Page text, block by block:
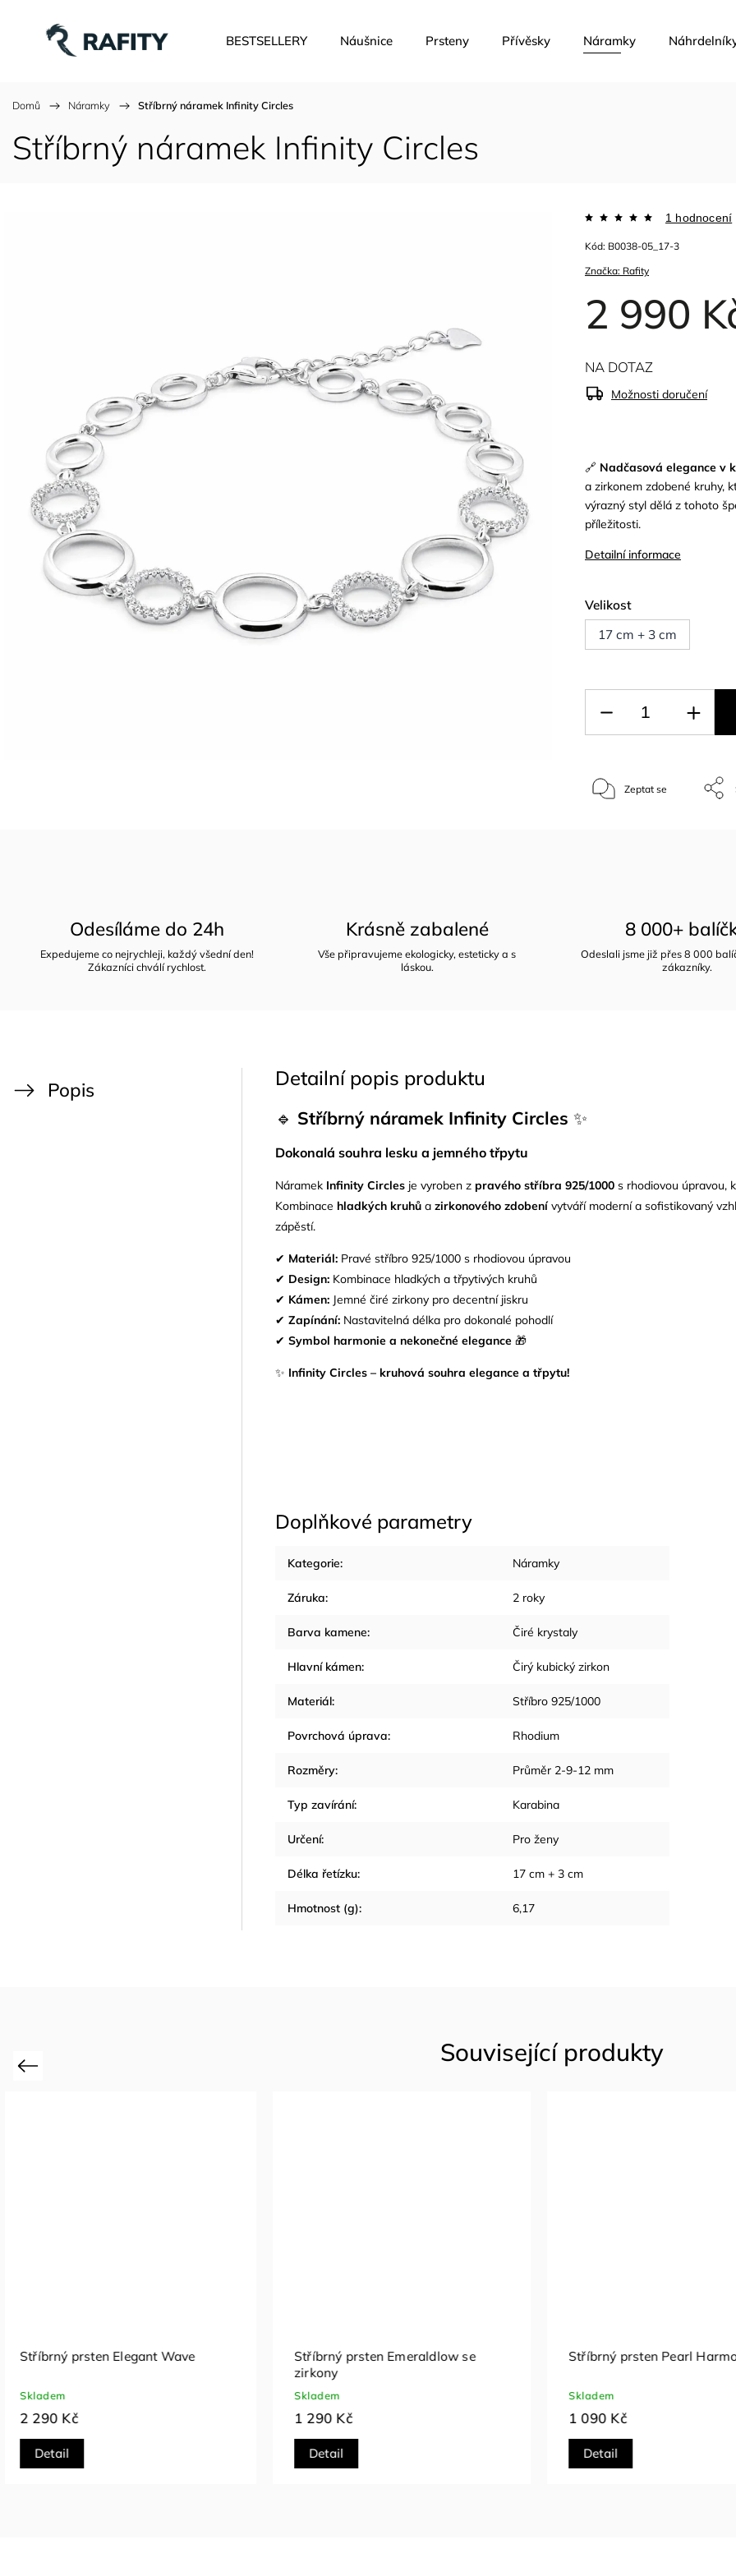
BESTSELLERY Náušnice Prsteny Přívěsky Náramky
Domů / Náramky / Stříbrný náramek Infinity Circles
Stříbrný náramek Infinity Circles
Značka: Rafity
1 hodnocení
2 990
Kód: B0038-05_17-3
🔗 Nadčasová elegance v
a zirkonem zdobené kruhy,
výrazný styl dělá z tohoto
příležitosti.
Detailní informace
Velikost
17 cm + 3 cm
NA DOTAZ
Možnosti doručení
Zeptat se
Odesíláme do 24h
Expedujeme co nejrychleji, každý všední den!
Zákazníci chválí rychlost.
Krásně zabalené
Vše připravujeme ekologicky, esteticky a s
láskou.
8 000+
Odeslali jsme již přes 8 000
zákazníky.
Popis Detailní popis produktu
🔹 Stříbrný náramek Infinity Circles ✨
Dokonalá souhra lesku a jemného třpytu
Náramek Infinity Circles je vyroben z pravého stříbra 925/1000 s rhodiovou úpravou,
Kombinace hladkých kruhů a zirkonového zdobenívytváří moderní a sofistikovaný
zápěstí.
✔ Materiál: Pravé stříbro 925/1000 s rhodiovou úpravou
✔ Design: Kombinace hladkých a třpytivých kruhů
✔ Kámen: Jemné čiré zirkony pro decentní jiskru
✔ Zapínání: Nastavitelná délka pro dokonalé pohodlí
✔ Symbol harmonie a nekonečné elegance 🎁
✨ Infinity Circles – kruhová souhra elegance a třpytu!
Doplňkové parametry
Kategorie: Náramky
Záruka: 2 roky
Barva kamene: Čiré krystaly
Hlavní kámen: Čirý kubický zirkon
Materiál: Stříbro 925/1000
Povrchová úprava: Rhodium
Rozměry: Průměr 2-9-12 mm
Typ zavírání: Karabina
Určení: Pro ženy
Délka řetízku: 17 cm + 3 cm
Hmotnost (g): 6,17
Související produkty
Previous
Stříbrný prsten Pearl Harmony
Skladem
1 090 Kč
Detail
Stříbrný prsten Aristo
Skladem
1 590 Kč
Detail
Stříbrný prsten
Skladem
1 390 Kč
Detail